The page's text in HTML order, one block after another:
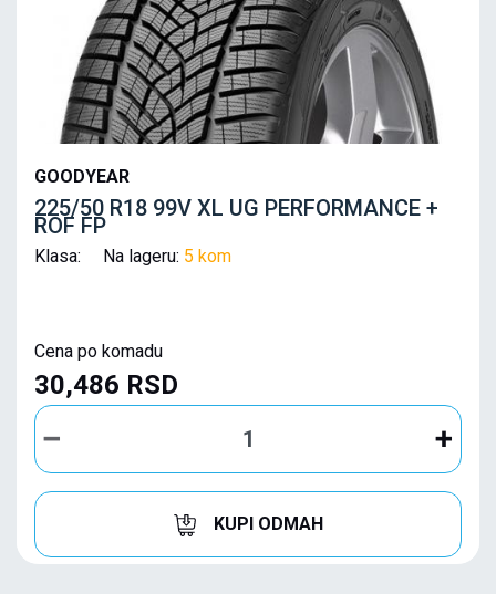
GOODYEAR
225/50 R18 99V XL UG PERFORMANCE +
ROF FP
Klasa: Na lageru: 5 kom
Cena po komadu
30,486 RSD
KUPI ODMAH